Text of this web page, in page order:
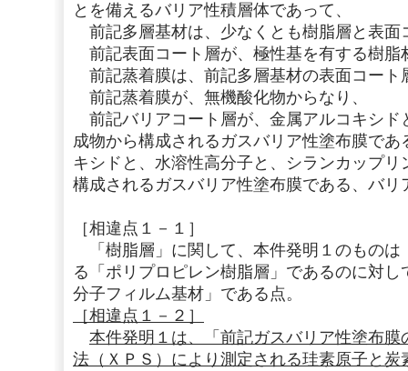
とを備えるバリア性積層体であって、
前記多層基材は、少なくとも樹脂層と表面
前記表面コート層が、極性基を有する樹脂
前記蒸着膜は、前記多層基材の表面コート
前記蒸着膜が、無機酸化物からなり、
前記バリアコート層が、金属アルコキシド
成物から構成されるガスバリア性塗布膜で
キシドと、水溶性高分子と、シランカップ
構成されるガスバリア性塗布膜である、バリ
［相違点１－１］
「樹脂層」に関して、本件発明１のものは
る「ポリプロピレン樹脂層」であるのに対
分子フィルム基材」である点。
［相違点１－２］
本件発明１は、「前記ガスバリア性塗布
法（ＸＰＳ）により測定される珪素原子と炭